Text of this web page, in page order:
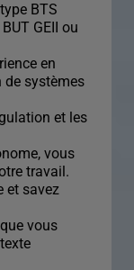
BTS
GEII ou
en
de systèmes
et les
vous
travail.
et savez
vous